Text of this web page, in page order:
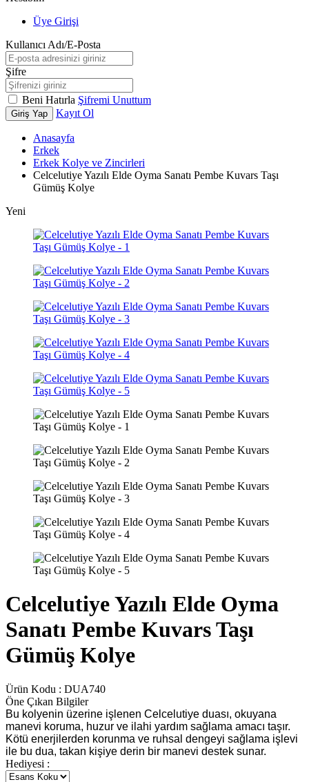
Üye Girişi
Kullanıcı Adı/E-Posta
Şifre
Beni Hatırla Şifremi Unuttum
Giriş Yap Kayıt Ol
Anasayfa
Erkek
Erkek Kolye ve Zincirleri
Celcelutiye Yazılı Elde Oyma Sanatı Pembe Kuvars Taşı
Gümüş Kolye
Yeni
Celcelutiye Yazılı Elde Oyma
Sanatı Pembe Kuvars Taşı
Gümüş Kolye
Ürün Kodu : DUA740
Öne Çıkan Bilgiler
Bu kolyenin üzerine işlenen Celcelutiye duası, okuyana
manevi koruma, huzur ve ilahi yardım sağlama amacı taşır.
Kötü enerjilerden korunma ve ruhsal dengeyi sağlama işlevi
ile bu dua, takan kişiye derin bir manevi destek sunar.
Hediyesi :